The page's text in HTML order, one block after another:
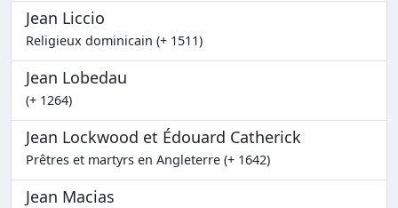
Jean Liccio
Religieux dominicain (+ 1511)
Jean Lobedau
(+ 1264)
Jean Lockwood et Édouard Catherick
Prêtres et martyrs en Angleterre (+ 1642)
Jean Macias